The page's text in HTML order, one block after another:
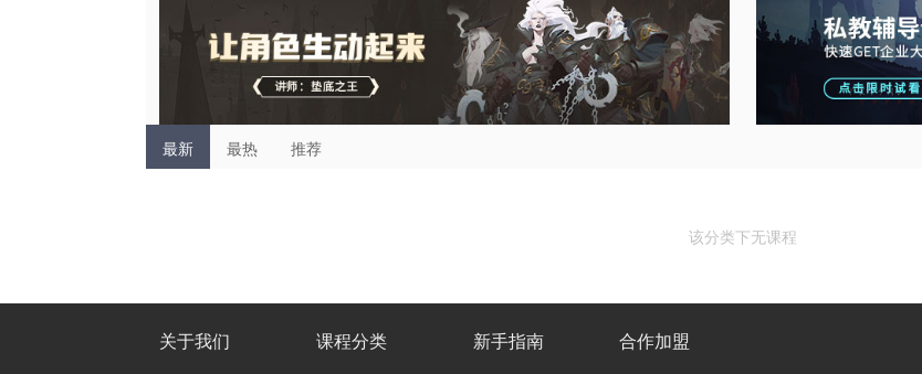
最新 最热 推荐
该分类下无课程
关于我们 课程分类 新手指南 合作加盟